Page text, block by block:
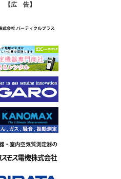
【広 告】